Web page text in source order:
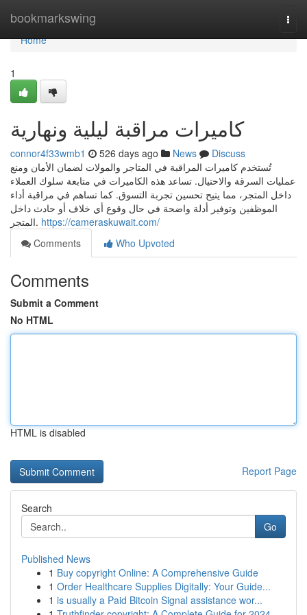
bookmarkswing
Home
Home
1
كاميرات مراقبة ليلية ونهارية
connor4f33wmb1 526 days ago News
Discuss
تُستخدم كاميرات المراقبة في المتاجر والمولات لضمان الأمان ومنع
عمليات السرقة والاحتيال. تساعد هذه الكاميرات في متابعة سلوك العملاء
داخل المتجر، مما يتيح تحسين تجربة التسوق. كما تساهم في مراقبة أداء
الموظفين وتوفير أدلة واضحة في حال وقوع أي خلاف أو حادث داخل
المتجر. https://cameraskuwait.com/
Comments
Who Upvoted
Comments
Submit a Comment
No HTML
HTML is disabled
Report Page
Search
Go
Published News
1 Buy copyright Online: A Comprehensive Guide
1 Order Healthcare Supplies Digitally: Your Guide...
1 is usually a Paid Bitcoin Signal assistance wor...